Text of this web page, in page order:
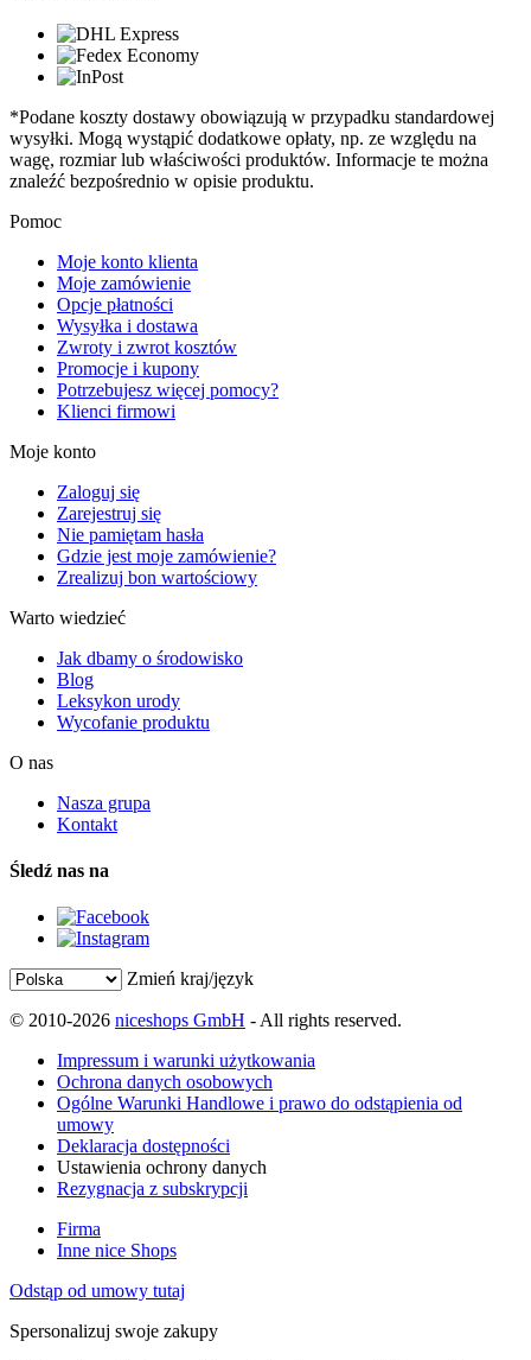
*Podane koszty dostawy obowiązują w przypadku standardowej
wysyłki. Mogą wystąpić dodatkowe opłaty, np. ze względu na
wagę, rozmiar lub właściwości produktów. Informacje te można
znaleźć bezpośrednio w opisie produktu.
Pomoc
Moje konto klienta
Moje zamówienie
Opcje płatności
Wysyłka i dostawa
Zwroty i zwrot kosztów
Promocje i kupony
Potrzebujesz więcej pomocy?
Klienci firmowi
Moje konto
Zaloguj się
Zarejestruj się
Nie pamiętam hasła
Gdzie jest moje zamówienie?
Zrealizuj bon wartościowy
Warto wiedzieć
Jak dbamy o środowisko
Blog
Leksykon urody
Wycofanie produktu
O nas
Nasza grupa
Kontakt
Śledź nas na
Zmień kraj/język
© 2010-2026 niceshops GmbH - All rights reserved.
Impressum i warunki użytkowania
Ochrona danych osobowych
Ogólne Warunki Handlowe i prawo do odstąpienia od
umowy
Deklaracja dostępności
Ustawienia ochrony danych
Rezygnacja z subskrypcji
Firma
Inne nice Shops
Odstąp od umowy tutaj
Spersonalizuj swoje zakupy